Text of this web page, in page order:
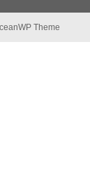
Theme